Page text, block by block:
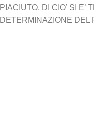
PIACIUTO, DI CIO’ SI E’
DETERMINAZIONE DEL